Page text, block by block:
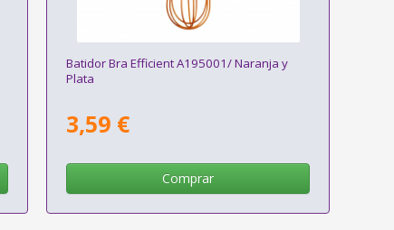
Batidor Bra Efficient A195001/ Naranja y
Plata
3,59 €
Comprar